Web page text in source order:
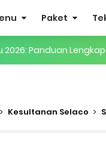
Paket
Cara Kerja,
Grabcar
Kesultanan Selaco